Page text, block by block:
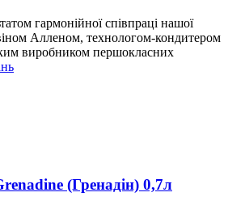
гармонійної співпраці нашої
Алленом, технологом-кондитером
виробником першокласних
(Гренадін) 0,7л